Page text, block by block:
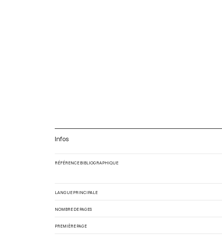
Infos
RÉFÉRENCE BIBLIOGRAPHIQUE
LANGUE PRINCIPALE
NOMBRE DE PAGES
PREMIÈRE PAGE